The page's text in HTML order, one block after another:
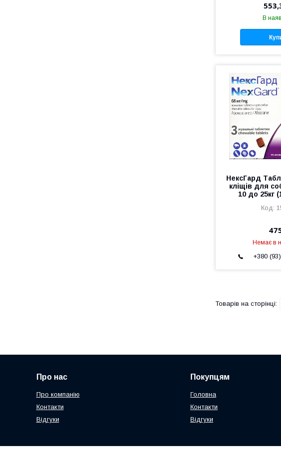
В
НексГард
кліщів для
10 до 25кг
Немає в
+380
Про нас
Про компанію
Контакти
Відгуки
Покупцям
Головна
Контакти
Відгуки